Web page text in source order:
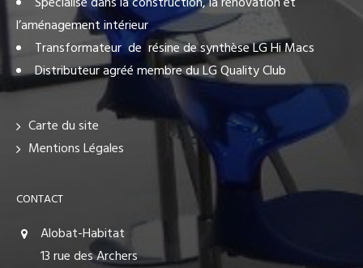
l’aménagement intérieur
Transformateur de résine de synthèse LG Hi Macs
Distributeur agréé membre du LG Quality Club
Carte du site
Mentions Légales
CONTACT
Alobat-Habitat
13 rue des Archers